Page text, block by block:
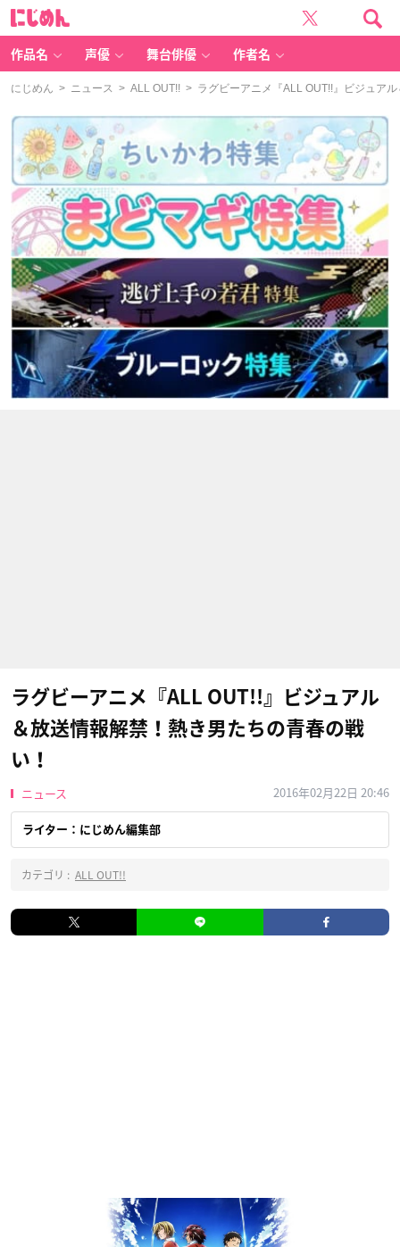
作品名 声優 舞台俳優 作者名
にじめん > ニュース > ALL OUT!! > ラグビーアニメ『ALL OUT!!』ビジュア
ラグビーアニメ『ALL OUT!!』ビジュアル
＆放送情報解禁！熱き男たちの青春の戦
い！
ニュース 2016年02月22日 20:46
ライター：にじめん編集部
カテゴリ : ALL OUT!!